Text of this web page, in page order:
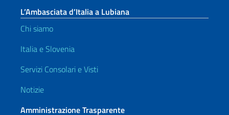
L’Ambasciata d’Italia a Lubiana
Chi siamo
Italia e Slovenia
Servizi Consolari e Visti
Notizie
Amministrazione Trasparente